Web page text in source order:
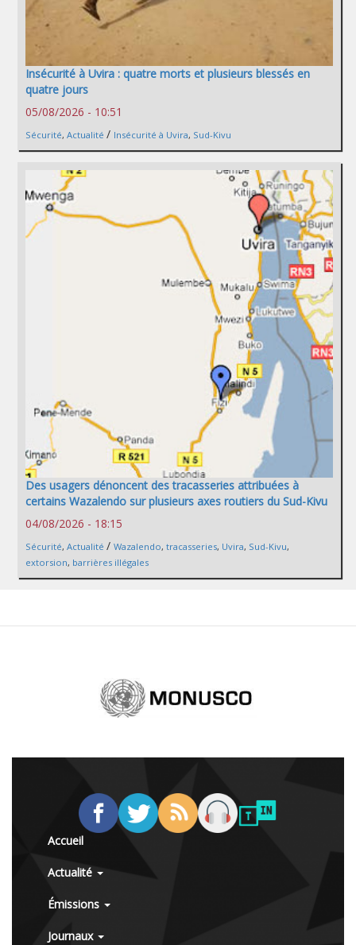
Insécurité à Uvira : quatre morts et plusieurs blessés en
quatre jours
05/08/2026 - 10:51
Sécurité, Actualité / Insécurité à Uvira, Sud-Kivu
Des usagers dénoncent des tracasseries attribuées à
certains Wazalendo sur plusieurs axes routiers du Sud-Kivu
04/08/2026 - 18:15
Sécurité, Actualité / Wazalendo, tracasseries, Uvira, Sud-Kivu,
extorsion, barrières illégales
Accueil
Actualité
Émissions
Journaux